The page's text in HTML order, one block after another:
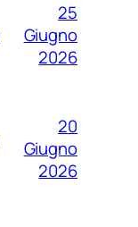
25
Giugno
2026
20
Giugno
2026